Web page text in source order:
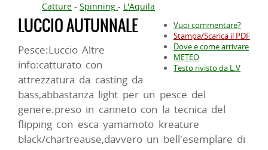
Catture - Spinning - L'Aquila
Vuoi commentare?
Stampa/Scarica il PDF
Dove e come arrivare
METEO
Testo rivisto da L.V
LUCCIO AUTUNNALE
Pesce:Luccio Altre
info:catturato con
attrezzatura da casting da
bass,abbastanza light per un pesce del
genere.preso in canneto con la tecnica del
flipping con esca yamamoto kreature
black/chartreause,davvero un bell'esemplare di